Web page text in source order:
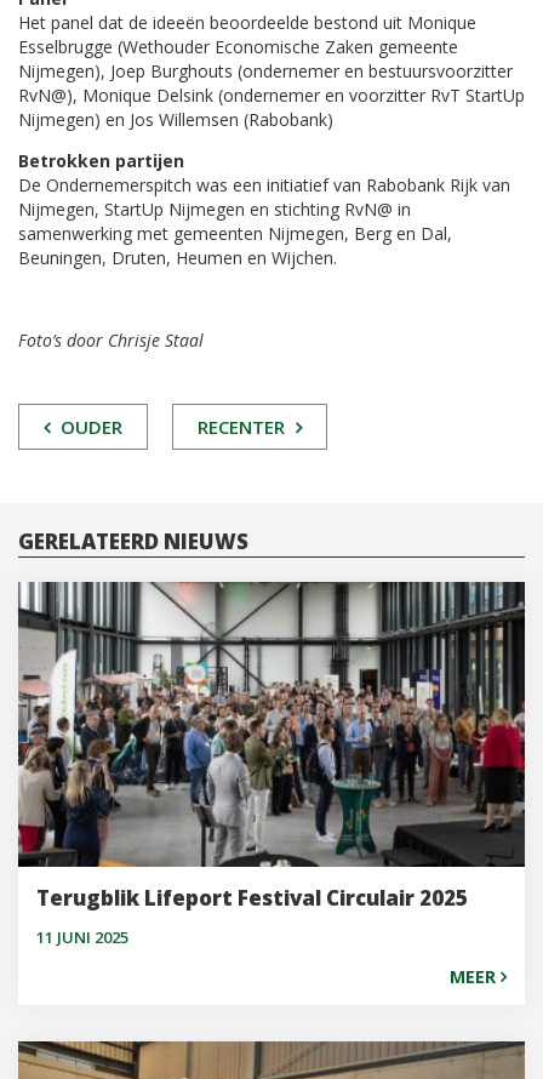
Het panel dat de ideeën beoordeelde bestond uit Monique
Esselbrugge (Wethouder Economische Zaken gemeente
Nijmegen), Joep Burghouts (ondernemer en bestuursvoorzitter
RvN@), Monique Delsink (ondernemer en voorzitter RvT StartUp
Nijmegen) en Jos Willemsen (Rabobank)
Betrokken partijen
De Ondernemerspitch was een initiatief van Rabobank Rijk van
Nijmegen, StartUp Nijmegen en stichting RvN@ in
samenwerking met gemeenten Nijmegen, Berg en Dal,
Beuningen, Druten, Heumen en Wijchen.
Foto’s door Chrisje Staal
POST
OUDER RECENTER
GERELATEERD NIEUWS
Terugblik Lifeport Festival Circulair 2025
11 JUNI 2025
MEER